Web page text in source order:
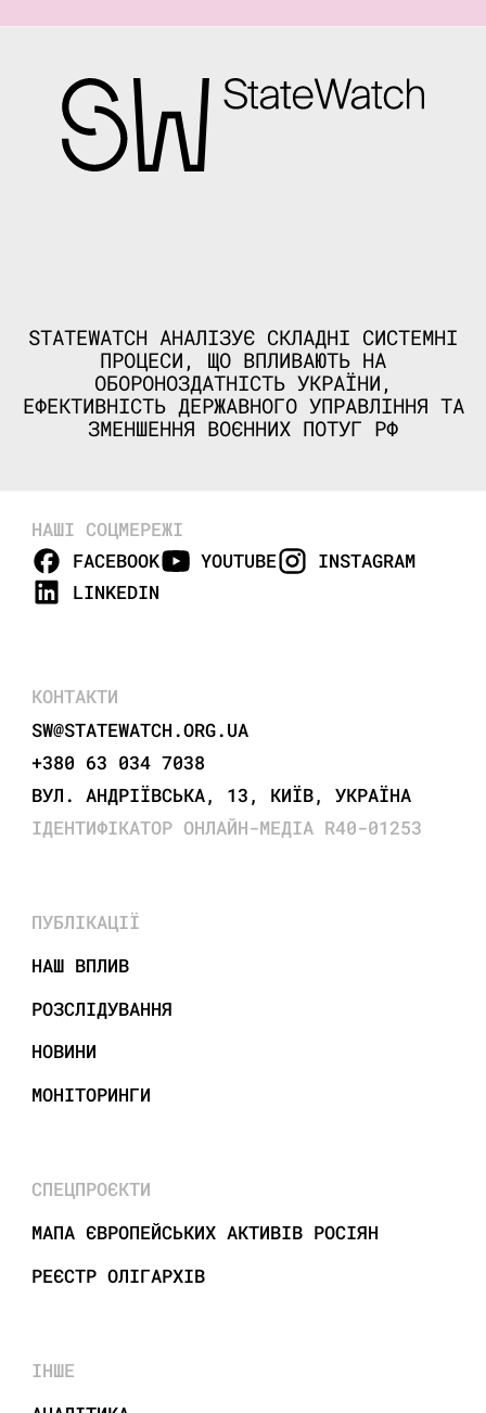
STATEWATCH АНАЛІЗУЄ СКЛАДНІ СИСТЕМНІ
ПРОЦЕСИ, ЩО ВПЛИВАЮТЬ НА
ОБОРОНОЗДАТНІСТЬ УКРАЇНИ,
ЕФЕКТИВНІСТЬ ДЕРЖАВНОГО УПРАВЛІННЯ ТА
ЗМЕНШЕННЯ ВОЄННИХ ПОТУГ РФ
НАШІ СОЦМЕРЕЖІ
FACEBOOK
YOUTUBE
INSTAGRAM
LINKEDIN
КОНТАКТИ
SW@STATEWATCH.ORG.UA
+380 63 034 7038
ВУЛ. АНДРІЇВСЬКА, 13, КИЇВ, УКРАЇНА
ІДЕНТИФІКАТОР ОНЛАЙН-МЕДІА R40-01253
ПУБЛІКАЦІЇ
НАШ ВПЛИВ
РОЗСЛІДУВАННЯ
НОВИНИ
МОНІТОРИНГИ
СПЕЦПРОЄКТИ
МАПА ЄВРОПЕЙСЬКИХ АКТИВІВ РОСІЯН
РЕЄСТР ОЛІГАРХІВ
ІНШЕ